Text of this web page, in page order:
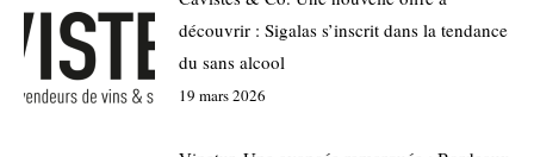
découvrir : Sigalas s’inscrit dans la tendance
du sans alcool
19 mars 2026